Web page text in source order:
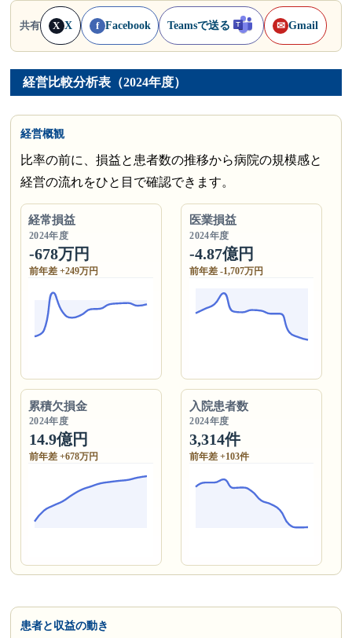
共有 X X f Facebook Teamsで送る ✉ Gmail
経営比較分析表（2024年度）
経営概観
比率の前に、損益と患者数の推移から病院の規模感と
経営の流れをひと目で確認できます。
経常損益
2024年度
-678万円
前年差 +249万円
医業損益
2024年度
-4.87億円
前年差 -1,707万円
累積欠損金
2024年度
14.9億円
前年差 +678万円
入院患者数
2024年度
3,314件
前年差 +103件
患者と収益の動き